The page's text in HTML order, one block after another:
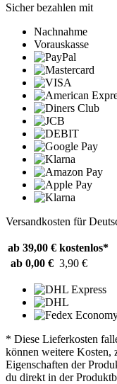
Sicher bezahlen mit
Nachnahme
Vorauskasse
Versandkosten für
ab 39,00 € kostenlos*
ab 0,00 € 3,90 €
* Diese Lieferkosten
können weitere Kosten,
Eigenschaften der
du direkt in der